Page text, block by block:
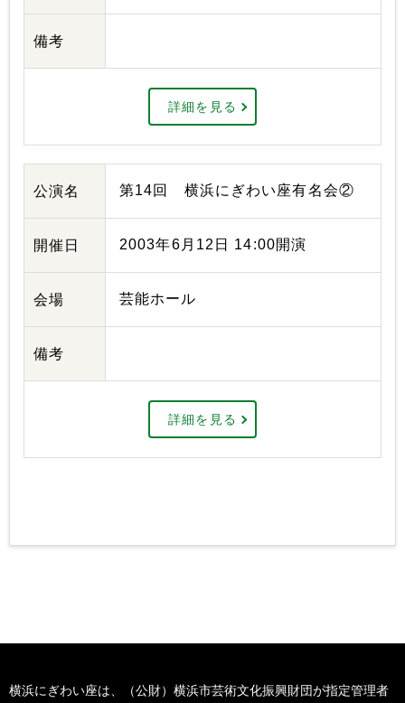
備考
詳細を見る
公演名 第14回 横浜にぎわい座有名会②
開催日 2003年6月12日 14:00開演
会場 芸能ホール
備考
詳細を見る
横浜にぎわい座は、（公財）横浜市芸術文化振興財団が指定管理者